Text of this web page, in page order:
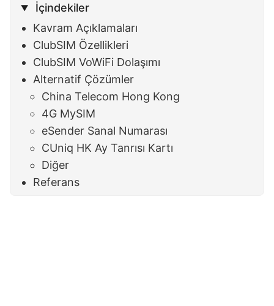
İçindekiler
Kavram Açıklamaları
ClubSIM Özellikleri
ClubSIM VoWiFi Dolaşımı
Alternatif Çözümler
China Telecom Hong Kong
4G MySIM
eSender Sanal Numarası
CUniq HK Ay Tanrısı Kartı
Diğer
Referans